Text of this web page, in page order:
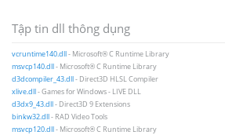
Tập tin dll thông dụng
vcruntime140.dll- Microsoft® C Runtime Library
msvcp140.dll- Microsoft® C Runtime Library
d3dcompiler_43.dll- Direct3D HLSL Compiler
xlive.dll- Games for Windows - LIVE DLL
d3dx9_43.dll- Direct3D 9 Extensions
binkw32.dll- RAD Video Tools
msvcp120.dll- Microsoft® C Runtime Library